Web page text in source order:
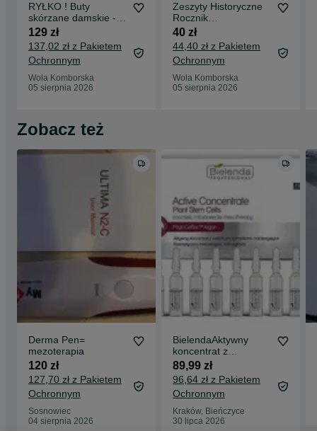
RYŁKO ! Buty
skórzane damskie -
okazja !
129 zł
137,02 zł z Pakietem
Ochronnym
Wola Komborska
05 sierpnia 2026
Zeszyty Historyczne
Rocznik
Osiemdziesiąt
Osiem,InstytutLiterac
ki 1988
40 zł
44,40 zł z Pakietem
Ochronnym
Wola Komborska
05 sierpnia 2026
Zobacz też
Derma Pen=
mezoterapia
120 zł
127,70 zł z Pakietem
Ochronnym
Sosnowiec
04 sierpnia 2026
BielendaAktywny
koncentrat z
roślinnymi komórkami
macierzystymi 10x3ml
89,99 zł
96,64 zł z Pakietem
Ochronnym
Kraków, Bieńczyce
30 lipca 2026